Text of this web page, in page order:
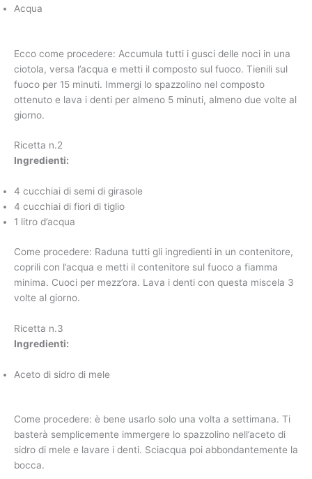
Acqua
Ecco come procedere: Accumula tutti i gusci delle noci in una
ciotola, versa l’acqua e metti il composto sul fuoco. Tienili sul
fuoco per 15 minuti. Immergi lo spazzolino nel composto
ottenuto e lava i denti per almeno 5 minuti, almeno due volte al
giorno.
Ricetta n.2
Ingredienti:
4 cucchiai di semi di girasole
4 cucchiai di fiori di tiglio
1 litro d’acqua
Come procedere: Raduna tutti gli ingredienti in un contenitore,
coprili con l’acqua e metti il contenitore sul fuoco a fiamma
minima. Cuoci per mezz’ora. Lava i denti con questa miscela 3
volte al giorno.
Ricetta n.3
Ingredienti:
Aceto di sidro di mele
Come procedere: è bene usarlo solo una volta a settimana. Ti
basterà semplicemente immergere lo spazzolino nell’aceto di
sidro di mele e lavare i denti. Sciacqua poi abbondantemente la
bocca.